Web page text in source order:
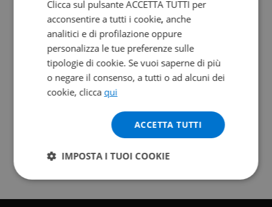
Clicca sul pulsante ACCETTA TUTTI per
acconsentire a tutti i cookie, anche
analitici e di profilazione oppure
personalizza le tue preferenze sulle
tipologie di cookie. Se vuoi saperne di più
o negare il consenso, a tutti o ad alcuni dei
cookie, clicca qui
ACCETTA TUTTI
IMPOSTA I TUOI COOKIE